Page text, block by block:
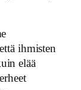
ihmisten
elää